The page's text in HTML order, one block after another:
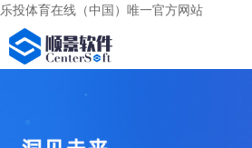
乐投体育在线（中国）唯一官方网站